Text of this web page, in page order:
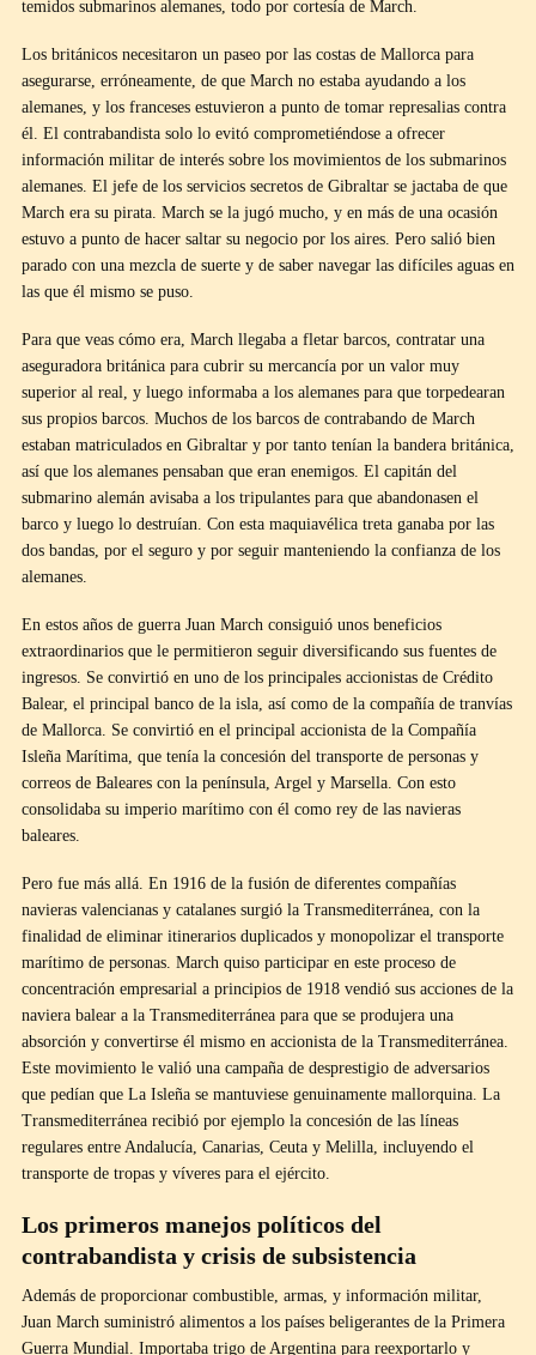
temidos submarinos alemanes, todo por cortesía de March.
Los británicos necesitaron un paseo por las costas de Mallorca para
asegurarse, erróneamente, de que March no estaba ayudando a los
alemanes, y los franceses estuvieron a punto de tomar represalias contra
él. El contrabandista solo lo evitó comprometiéndose a ofrecer
información militar de interés sobre los movimientos de los submarinos
alemanes. El jefe de los servicios secretos de Gibraltar se jactaba de que
March era su pirata. March se la jugó mucho, y en más de una ocasión
estuvo a punto de hacer saltar su negocio por los aires. Pero salió bien
parado con una mezcla de suerte y de saber navegar las difíciles aguas en
las que él mismo se puso.
Para que veas cómo era, March llegaba a fletar barcos, contratar una
aseguradora británica para cubrir su mercancía por un valor muy
superior al real, y luego informaba a los alemanes para que torpedearan
sus propios barcos. Muchos de los barcos de contrabando de March
estaban matriculados en Gibraltar y por tanto tenían la bandera británica,
así que los alemanes pensaban que eran enemigos. El capitán del
submarino alemán avisaba a los tripulantes para que abandonasen el
barco y luego lo destruían. Con esta maquiavélica treta ganaba por las
dos bandas, por el seguro y por seguir manteniendo la confianza de los
alemanes.
En estos años de guerra Juan March consiguió unos beneficios
extraordinarios que le permitieron seguir diversificando sus fuentes de
ingresos. Se convirtió en uno de los principales accionistas de Crédito
Balear, el principal banco de la isla, así como de la compañía de tranvías
de Mallorca. Se convirtió en el principal accionista de la Compañía
Isleña Marítima, que tenía la concesión del transporte de personas y
correos de Baleares con la península, Argel y Marsella. Con esto
consolidaba su imperio marítimo con él como rey de las navieras
baleares.
Pero fue más allá. En 1916 de la fusión de diferentes compañías
navieras valencianas y catalanes surgió la Transmediterránea, con la
finalidad de eliminar itinerarios duplicados y monopolizar el transporte
marítimo de personas. March quiso participar en este proceso de
concentración empresarial a principios de 1918 vendió sus acciones de la
naviera balear a la Transmediterránea para que se produjera una
absorción y convertirse él mismo en accionista de la Transmediterránea.
Este movimiento le valió una campaña de desprestigio de adversarios
que pedían que La Isleña se mantuviese genuinamente mallorquina. La
Transmediterránea recibió por ejemplo la concesión de las líneas
regulares entre Andalucía, Canarias, Ceuta y Melilla, incluyendo el
transporte de tropas y víveres para el ejército.
Los primeros manejos políticos del
contrabandista y crisis de subsistencia
Además de proporcionar combustible, armas, y información militar,
Juan March suministró alimentos a los países beligerantes de la Primera
Guerra Mundial. Importaba trigo de Argentina para reexportarlo y